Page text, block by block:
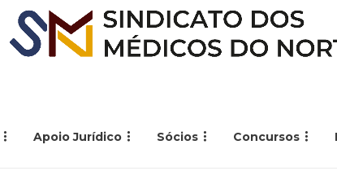
Apoio Jurídico Sócios Concursos